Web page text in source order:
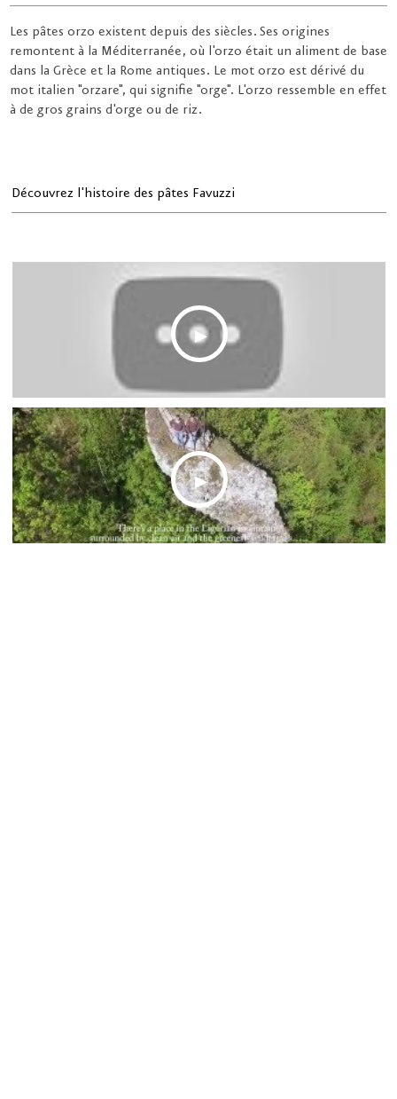
Les pâtes orzo existent depuis des siècles. Ses origines
remontent à la Méditerranée, où l'orzo était un aliment de base
dans la Grèce et la Rome antiques. Le mot orzo est dérivé du
mot italien "orzare", qui signifie "orge". L'orzo ressemble en effet
à de gros grains d'orge ou de riz.
Découvrez l'histoire des pâtes Favuzzi